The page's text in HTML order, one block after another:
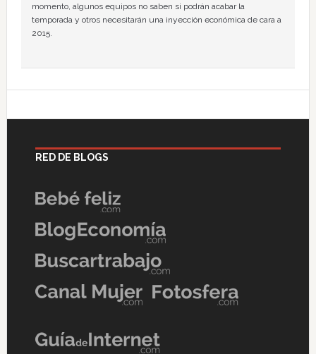
momento, algunos equipos no saben si podrán acabar la
temporada y otros necesitarán una inyección económica de cara a
2015.
RED DE BLOGS